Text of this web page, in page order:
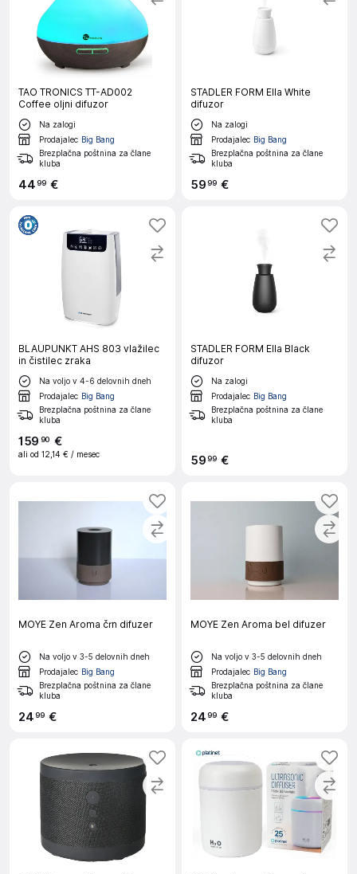
TAO TRONICS TT-AD002
Coffee oljni difuzor
Na zalogi
Prodajalec Big Bang
Brezplačna poštnina za člane
kluba
4499 €
STADLER FORM Ella White
difuzor
Na zalogi
Prodajalec Big Bang
Brezplačna poštnina za člane
kluba
5999 €
BLAUPUNKT AHS 803 vlažilec
in čistilec zraka
Na voljo v 4-6 delovnih dneh
Prodajalec Big Bang
Brezplačna poštnina za člane
kluba
159 90 €
ali od 12,14 € / mesec
STADLER FORM Ella Black
difuzor
Na zalogi
Prodajalec Big Bang
Brezplačna poštnina za člane
kluba
5999 €
MOYE Zen Aroma črn difuzer
Na voljo v 3-5 delovnih dneh
Prodajalec Big Bang
Brezplačna poštnina za člane
kluba
2499 €
MOYE Zen Aroma bel difuzer
Na voljo v 3-5 delovnih dneh
Prodajalec Big Bang
Brezplačna poštnina za člane
kluba
2499 €